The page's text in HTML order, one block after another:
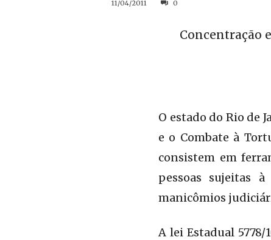
11/04/2011 0
Concentração
O estado do Rio de
e o Combate à
consistem em
pessoas sujeitas
manicômios
A lei Estadual